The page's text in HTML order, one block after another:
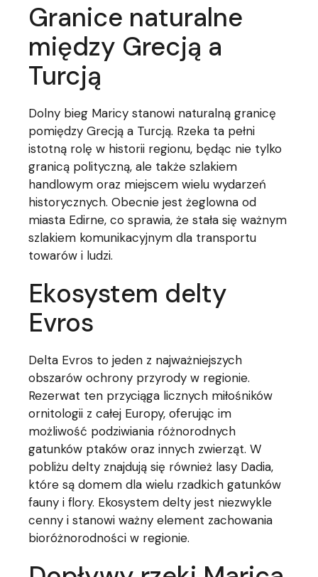
Granice naturalne
między Grecją a
Turcją
Dolny bieg Maricy stanowi naturalną granicę
pomiędzy Grecją a Turcją. Rzeka ta pełni
istotną rolę w historii regionu, będąc nie tylko
granicą polityczną, ale także szlakiem
handlowym oraz miejscem wielu wydarzeń
historycznych. Obecnie jest żeglowna od
miasta Edirne, co sprawia, że stała się ważnym
szlakiem komunikacyjnym dla transportu
towarów i ludzi.
Ekosystem delty
Evros
Delta Evros to jeden z najważniejszych
obszarów ochrony przyrody w regionie.
Rezerwat ten przyciąga licznych miłośników
ornitologii z całej Europy, oferując im
możliwość podziwiania różnorodnych
gatunków ptaków oraz innych zwierząt. W
pobliżu delty znajdują się również lasy Dadia,
które są domem dla wielu rzadkich gatunków
fauny i flory. Ekosystem delty jest niezwykle
cenny i stanowi ważny element zachowania
bioróżnorodności w regionie.